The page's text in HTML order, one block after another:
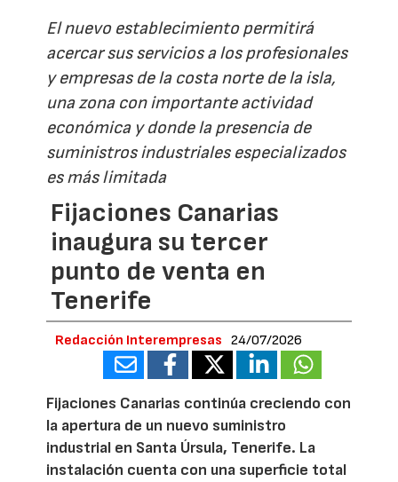
El nuevo establecimiento permitirá
acercar sus servicios a los profesionales
y empresas de la costa norte de la isla,
una zona con importante actividad
económica y donde la presencia de
suministros industriales especializados
es más limitada
Fijaciones Canarias
inaugura su tercer
punto de venta en
Tenerife
Redacción Interempresas 24/07/2026
Fijaciones Canarias continúa creciendo con
la apertura de un nuevo suministro
industrial en Santa Úrsula, Tenerife. La
instalación cuenta con una superficie total